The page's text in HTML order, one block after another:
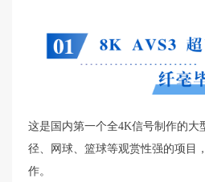
这是国内第一个全4K信号制作的大
径、网球、篮球等观赏性强的项目
作。